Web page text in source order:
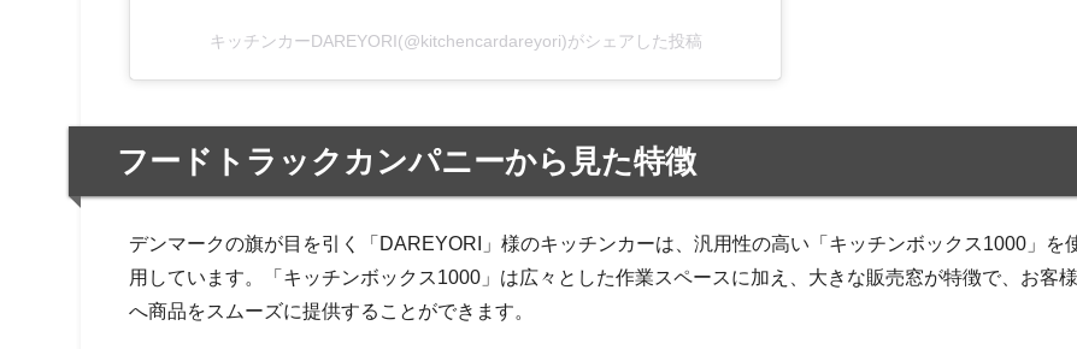
キッチンカーDAREYORI(@kitchencardareyori)がシェアした投稿
フードトラックカンパニーから見た特徴
デンマークの旗が目を引く「DAREYORI」様のキッチンカーは、汎用性の高い「キッチンボックス1000」を
用しています。「キッチンボックス1000」は広々とした作業スペースに加え、大きな販売窓が特徴で、お客様
へ商品をスムーズに提供することができます。